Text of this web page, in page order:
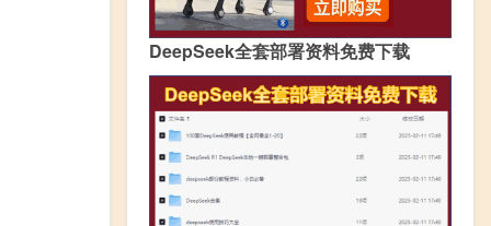
DeepSeek全套部署资料免费下载